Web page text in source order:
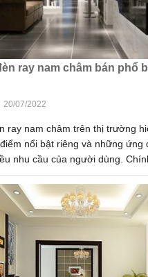
ray nam châm bán phổ
20/07/2022
ray nam châm trên thị trường
nổi bật riêng và những ứng
nhu cầu của người dùng.
ứng dụng trong rất nhiều
tính thẩm mỹ cao và sự ưu
Lighting sẽ chia sẻ 5 loại đèn
trong 2025. Hãy cùng tìm hiểu